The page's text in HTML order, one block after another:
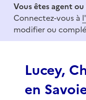
3
Vous êtes agent
Connectez-vous à
modifier ou
Lucey,
en